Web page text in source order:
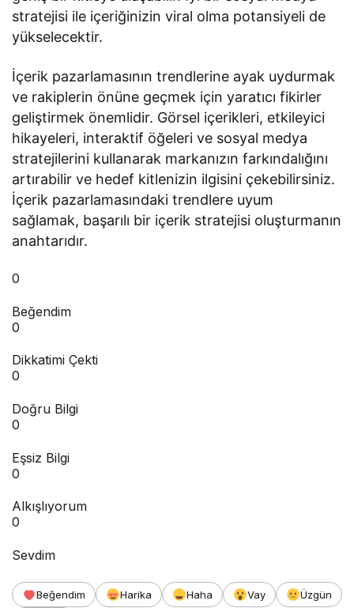
stratejisi ile içeriğinizin viral olma potansiyeli de
yükselecektir.
İçerik pazarlamasının trendlerine ayak uydurmak
ve rakiplerin önüne geçmek için yaratıcı fikirler
geliştirmek önemlidir. Görsel içerikleri, etkileyici
hikayeleri, interaktif öğeleri ve sosyal medya
stratejilerini kullanarak markanızın farkındalığını
artırabilir ve hedef kitlenizin ilgisini çekebilirsiniz.
İçerik pazarlamasındaki trendlere uyum
sağlamak, başarılı bir içerik stratejisi oluşturmanın
anahtarıdır.
0
Beğendim
0
Dikkatimi Çekti
0
Doğru Bilgi
0
Eşsiz Bilgi
0
Alkışlıyorum
0
Sevdim
Beğendim Harika Haha Vay Üzgün